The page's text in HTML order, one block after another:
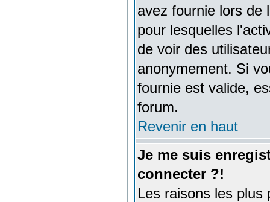
avez fournie lors de
pour lesquelles
de voir des
anonymement. Si
fournie est valide,
forum.
Revenir en haut
Je me suis
connecter ?!
Les raisons les plus